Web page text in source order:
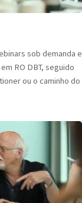
sob demanda e
RO DBT, seguido
ou o caminho do